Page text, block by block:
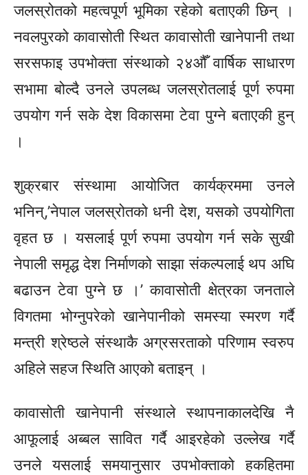
जलस्रोतको महत्वपूर्ण भूमिका रहेको बताएकी छिन् ।
नवलपुरको कावासोती स्थित कावासोती खानेपानी तथा
सरसफाइ उपभोक्ता संस्थाको २४औँ वार्षिक साधारण
सभामा बोल्दै उनले उपलब्ध जलस्रोतलाई पूर्ण रुपमा
उपयोग गर्न सके देश विकासमा टेवा पुग्ने बताएकी हुन्
।
शुक्रबार संस्थामा आयोजित कार्यक्रममा उनले
भनिन्,’नेपाल जलस्रोतको धनी देश, यसको उपयोगिता
वृहत छ । यसलाई पूर्ण रुपमा उपयोग गर्न सके सुखी
नेपाली समृद्ध देश निर्माणको साझा संकल्पलाई थप अघि
बढाउन टेवा पुग्ने छ ।’ कावासोती क्षेत्रका जनताले
विगतमा भोग्नुपरेको खानेपानीको समस्या स्मरण गर्दै
मन्त्री श्रेष्ठले संस्थाकै अग्रसरताको परिणाम स्वरुप
अहिले सहज स्थिति आएको बताइन् ।
कावासोती खानेपानी संस्थाले स्थापनाकालदेखि नै
आफूलाई अब्बल सावित गर्दै आइरहेको उल्लेख गर्दै
उनले यसलाई समयानुसार उपभोक्ताको हकहितमा